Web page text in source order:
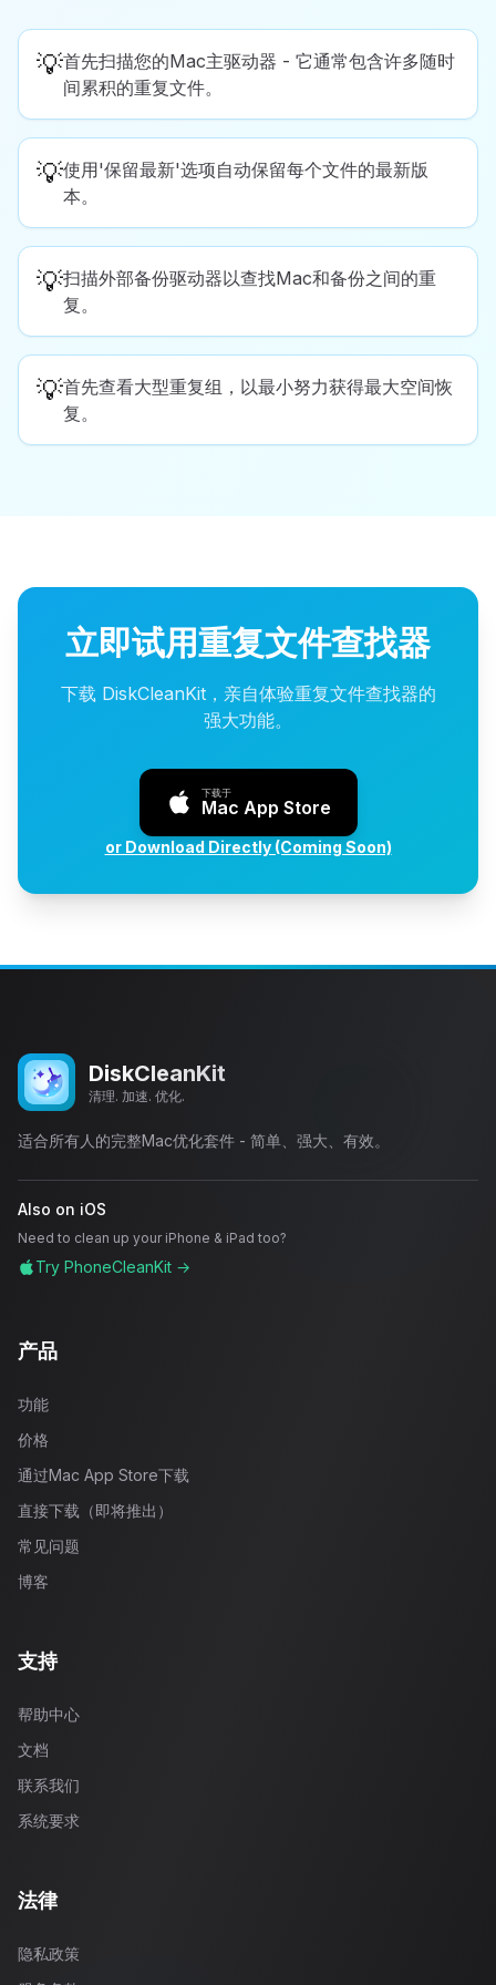
💡首先扫描您的Mac主驱动器 - 它通常包含许多随时
间累积的重复文件。
💡使用'保留最新'选项自动保留每个文件的最新版
本。
💡扫描外部备份驱动器以查找Mac和备份之间的重
复。
💡首先查看大型重复组，以最小努力获得最大空间恢
复。
立即试用重复文件查找器
下载 DiskCleanKit，亲自体验重复文件查找器的
强大功能。
下载于
Mac App Store
or Download Directly (Coming Soon)
DiskCleanKit
清理. 加速. 优化.
适合所有人的完整Mac优化套件 - 简单、强大、有效。
Also on iOS
Need to clean up your iPhone & iPad too?
Try PhoneCleanKit →
产品
功能
价格
通过Mac App Store下载
直接下载（即将推出）
常见问题
博客
支持
帮助中心
文档
联系我们
系统要求
法律
隐私政策